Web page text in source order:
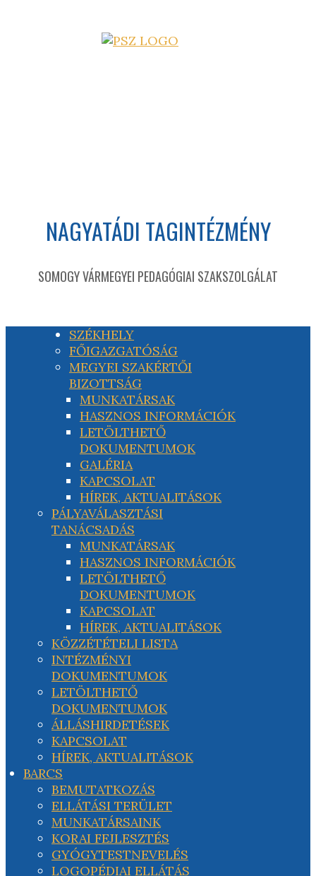
NAGYATÁDI TAGINTÉZMÉNY
SOMOGY VÁRMEGYEI PEDAGÓGIAI SZAKSZOLGÁLAT
SZÉKHELY
FŐIGAZGATÓSÁG
MEGYEI SZAKÉRTŐI
BIZOTTSÁG
MUNKATÁRSAK
HASZNOS INFORMÁCIÓK
LETÖLTHETŐ
DOKUMENTUMOK
GALÉRIA
KAPCSOLAT
HÍREK, AKTUALITÁSOK
PÁLYAVÁLASZTÁSI
TANÁCSADÁS
MUNKATÁRSAK
HASZNOS INFORMÁCIÓK
LETÖLTHETŐ
DOKUMENTUMOK
KAPCSOLAT
HÍREK, AKTUALITÁSOK
KÖZZÉTÉTELI LISTA
INTÉZMÉNYI
DOKUMENTUMOK
LETÖLTHETŐ
DOKUMENTUMOK
ÁLLÁSHIRDETÉSEK
KAPCSOLAT
HÍREK, AKTUALITÁSOK
BARCS
BEMUTATKOZÁS
ELLÁTÁSI TERÜLET
MUNKATÁRSAINK
KORAI FEJLESZTÉS
GYÓGYTESTNEVELÉS
LOGOPÉDIAI ELLÁTÁS